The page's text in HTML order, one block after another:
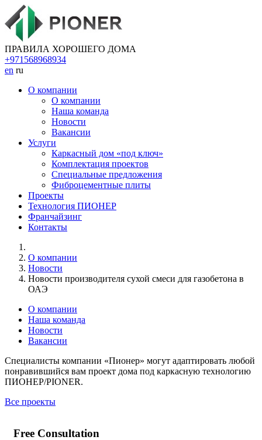
ПРАВИЛА ХОРОШЕГО ДОМА
+971568968934
en ru
O компании
О компании
Наша команда
Новости
Вакансии
Услуги
Каркасный дом «под ключ»
Комплектация проектов
Специальные предложения
Фиброцементные плиты
Проекты
Технология ПИОНЕР
Франчайзинг
Контакты
O компании
Новости
Новости производителя сухой смеси для газобетона в
ОАЭ
О компании
Наша команда
Новости
Вакансии
Специалисты компании «Пионер» могут адаптировать любой
понравившийся вам проект дома под каркасную технологию
ПИОНЕР/PIONER.
Все проекты
Free Consultation